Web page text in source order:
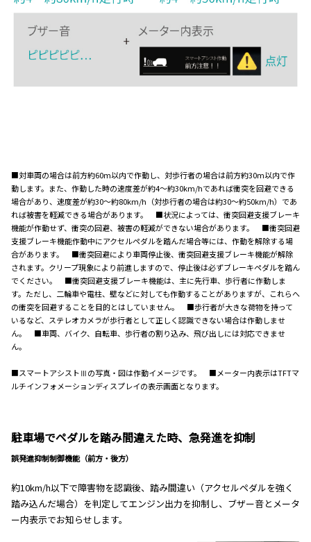
■対車両の場合は前方約60m以内で作動し、対歩行者の場合は前方約30m以内で作
動します。また、作動した時の速度差が約4～約30km/hであれば衝突を回避できる
場合があり、速度差が約30～約80km/h（対歩行者の場合は約30～約50km/h）であ
れば被害を軽減できる場合があります。 ■状況によっては、衝突回避支援ブレーキ
機能が作動せず、衝突の回避、被害の軽減ができない場合があります。 ■衝突回避
支援ブレーキ機能作動中にアクセルペダルを踏んだ場合等には、作動を解除する場
合があります。 ■衝突回避により車両停止後、衝突回避支援ブレーキ機能が解除
されます。クリープ現象により前進しますので、停止後は必ずブレーキペダルを踏ん
でください。 ■衝突回避支援ブレーキ機能は、主に先行車、歩行者に作動しま
す。ただし、二輪車や電柱、壁などに対しても作動することがありますが、これらへ
の衝突を回避することを目的とはしていません。 ■歩行者が大きな荷物を持って
いるなど、ステレオカメラが歩行者として正しく認識できない場合は作動しませ
ん。 ■車両、バイク、自転車、歩行者の割り込み、飛び出しには対応できませ
ん。
■スマートアシストⅢの写真・図は作動イメージです。 ■メーター内表示はTFTマ
ルチインフォメーションディスプレイの表示画面となります。
駐車場でペダルを踏み間違えた時、急発進を抑制
誤発進抑制制御機能（前方・後方）
約10km/h以下で障害物を認識後、踏み間違い（アクセルペダルを強く
踏み込んだ場合）を判定してエンジン出力を抑制し、ブザー音とメータ
ー内表示でお知らせします。